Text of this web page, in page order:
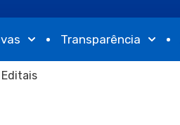
Transparência
Editais